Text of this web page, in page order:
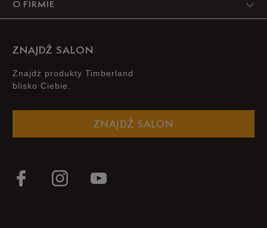
O FIRMIE
ZNAJDŹ SALON
Znajdż produkty Timberland
blisko Ciebie.
ZNAJDŹ SALON